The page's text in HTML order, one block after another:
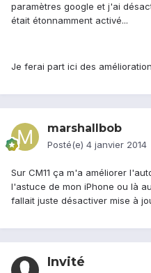
paramètres google et j'ai
était étonnamment activé...
Je ferai part ici des
marshallbob
Posté(e) 4 janvier 2014
Sur CM11 ça m'a améliorer
l'astuce de mon iPhone ou là
fallait juste désactiver mise à
Invité